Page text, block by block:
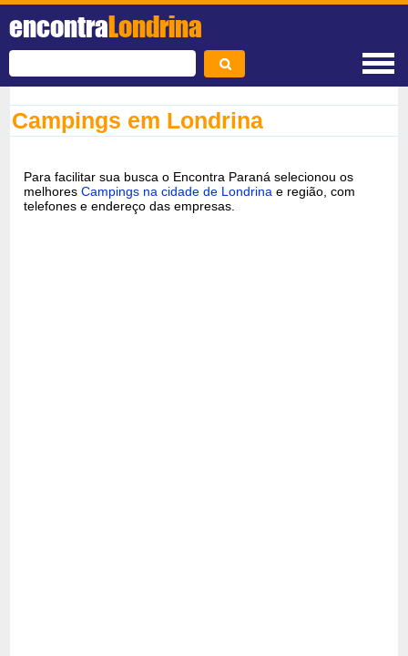
encontraLondrina
Campings em Londrina
Para facilitar sua busca o Encontra Paraná selecionou os
melhoresCampings na cidade de Londrina e região, com
telefones e endereço das empresas.